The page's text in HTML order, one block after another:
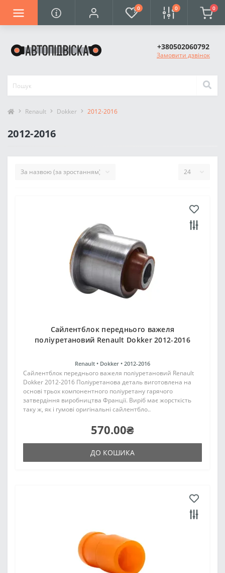
0 0 0
+380502060792
Замовити дзвінок
Renault Dokker 2012-2016
2012-2016
Cайлентблок переднього важеля
поліуретановий Renault Dokker 2012-2016
Renault • Dokker • 2012-2016
Cайлентблок переднього важеля поліуретановий Renault
Dokker 2012-2016 Поліуретанова деталь виготовлена на
основі трьох компонентного поліуретану гарячого
затвердіння виробництва Франції. Виріб має жорсткість
таку ж, як і гумові оригінальні сайлентбло..
570.00₴
ДО КОШИКА